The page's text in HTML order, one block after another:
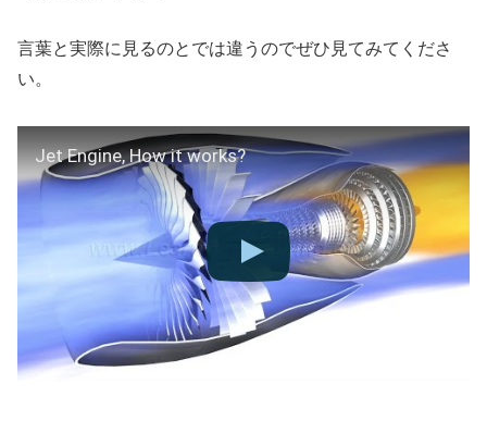
言葉と実際に見るのとでは違うのでぜひ見てみてくださ
い。
Jet Engine, How it works?